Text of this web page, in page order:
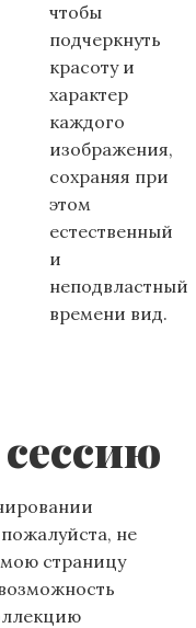
чтобы
подчеркнуть
красоту и
характер
каждого
изображения,
сохраняя при
этом
естественный
и
неподвластный
времени вид.
не
мою страницу